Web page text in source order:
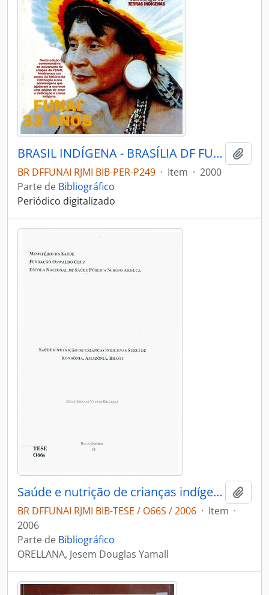
BRASIL INDÍGENA - BRASÍLIA DF FUNDAÇÃO NACIONAL DO ÍNDIO - 2000 - Nº01
BR DFFUNAI RJMI BIB-PER-P249 · Item · 2000
Parte de Bibliográfico
Periódico digitalizado
Saúde e nutrição de crianças indígenas Suruí de rondonia Amazonia Brasil
BR DFFUNAI RJMI BIB-TESE / O66S / 2006 · Item ·
2006
Parte de Bibliográfico
ORELLANA, Jesem Douglas Yamall